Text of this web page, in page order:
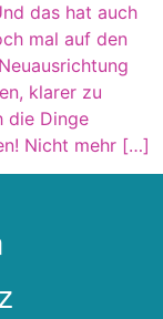
das hat auch
mal auf den
klarer zu
die Dinge
Nicht mehr […]